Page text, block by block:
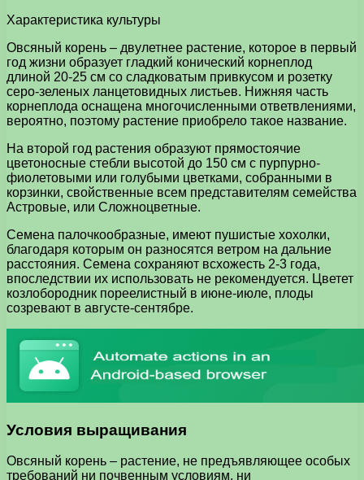
Характеристика культуры
Овсяный корень – двулетнее растение, которое в первый
год жизни образует гладкий конический корнеплод
длиной 20-25 см со сладковатым привкусом и розетку
серо-зеленых ланцетовидных листьев. Нижняя часть
корнеплода оснащена многочисленными ответвлениями,
вероятно, поэтому растение приобрело такое название.
На второй год растения образуют прямостоячие
цветоносные стебли высотой до 150 см с пурпурно-
фиолетовыми или голубыми цветками, собранными в
корзинки, свойственные всем представителям семейства
Астровые, или Сложноцветные.
Семена палочкообразные, имеют пушистые хохолки,
благодаря которым он разносятся ветром на дальние
расстояния. Семена сохраняют всхожесть 2-3 года,
впоследствии их использовать не рекомендуется. Цветет
козлобородник пореелистный в июне-июле, плоды
созревают в августе-сентябре.
Условия выращивания
Овсяный корень – растение, не предъявляющее особых
требований ни почвенным условиям, ни